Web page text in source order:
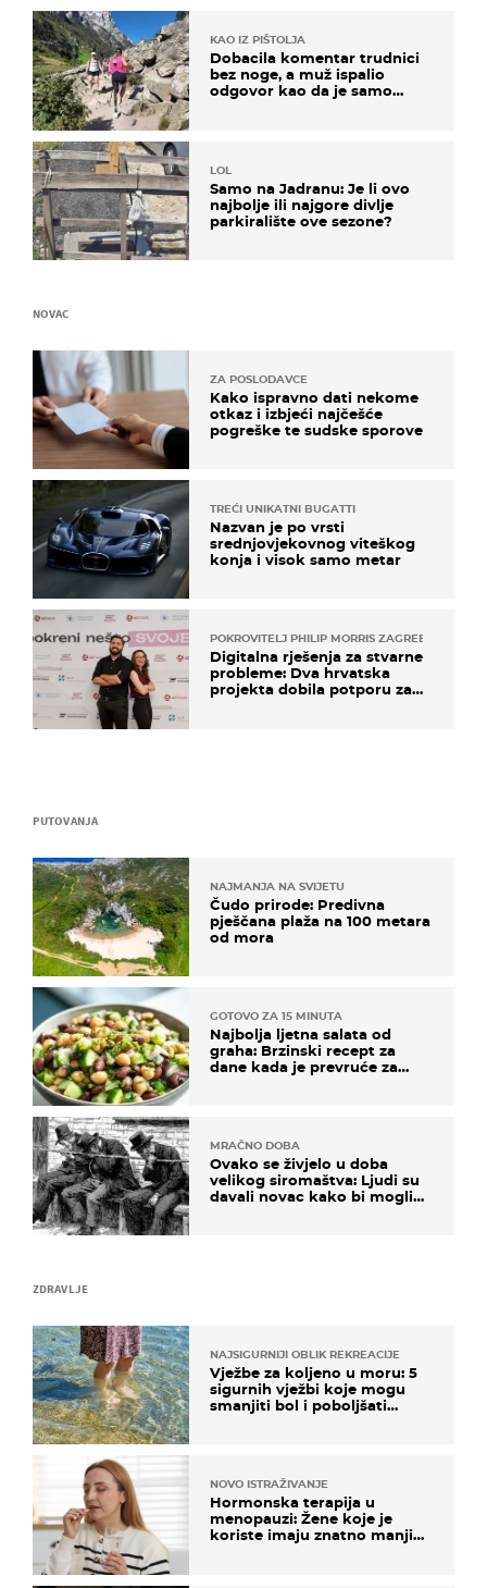
ZDRAVLJE
NAJSIGURNIJI OBLIK REKREACIJE
Vježbe za koljeno u moru: 5
sigurnih vježbi koje mogu
smanjiti bol i poboljšati
NOVO ISTRAŽIVANJE
Hormonska terapija u
menopauzi: Žene koje je
koriste imaju znatno manji
KAO IZ PIŠTOLJA
Dobacila komentar trudnici
bez noge, a muž ispalio
odgovor kao da je samo
LOL
Samo na Jadranu: Je li ovo
najbolje ili najgore divlje
parkiralište ove sezone?
PUTOVANJA
NAJMANJA NA SVIJETU
Čudo prirode: Predivna
pješčana plaža na 100 metara
od mora
GOTOVO ZA 15 MINUTA
Najbolja ljetna salata od
graha: Brzinski recept za
dane kada je prevruće za
MRAČNO DOBA
Ovako se živjelo u doba
velikog siromaštva: Ljudi su
davali novac kako bi mogli
NOVAC
ZA POSLODAVCE
Kako ispravno dati nekome
otkaz i izbjeći najčešće
pogreške te sudske sporove
TREĆI UNIKATNI BUGATTI
Nazvan je po vrsti
srednjovjekovnog viteškog
konja i visok samo metar
POKROVITELJ PHILIP MORRIS ZAGREB
Digitalna rješenja za stvarne
probleme: Dva hrvatska
projekta dobila potporu za